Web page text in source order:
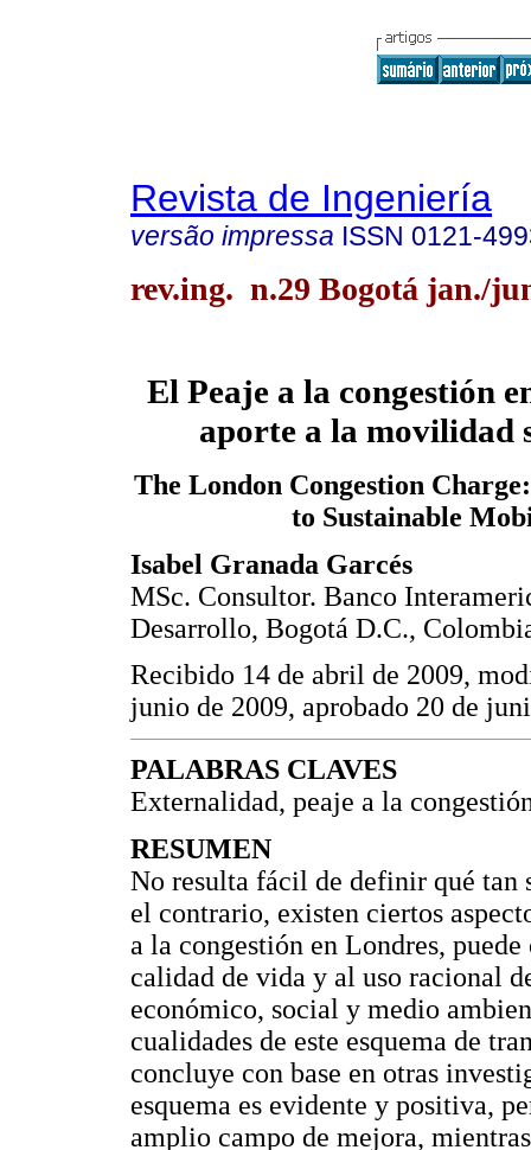
Revista de Ingeniería
versão impressa ISSN 0121-
rev.ing. n.29 Bogotá jan./
El Peaje a la congestión
aporte a la movilidad
The London Congestion
to Sustainable
Isabel Granada Garcés
MSc. Consultor. Banco
Desarrollo, Bogotá D.C.,
Recibido 14 de abril de 2009,
junio de 2009, aprobado 20 de
PALABRAS CLAVES
Externalidad, peaje a la
RESUMEN
No resulta fácil de definir qué tan
el contrario, existen ciertos
a la congestión en Londres,
calidad de vida y al uso racional
económico, social y medio
cualidades de este esquema de
concluye con base en otras
esquema es evidente y positiva,
amplio campo de mejora,